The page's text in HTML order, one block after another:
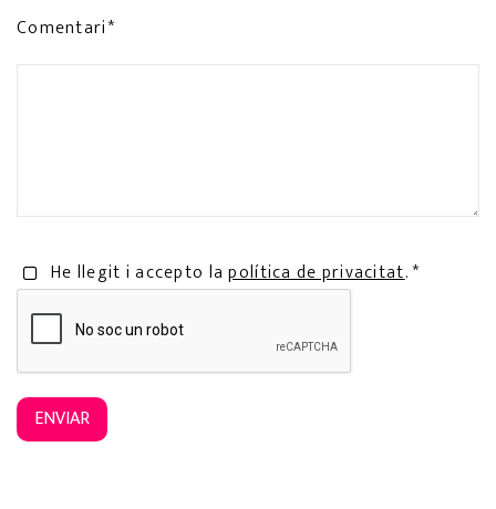
Comentari*
He llegit i accepto lapolítica de privacitat. *
ENVIAR